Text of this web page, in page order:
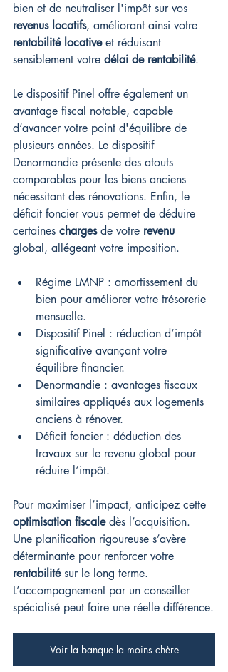
bien et de neutraliser l'impôt sur vos
revenus locatifs, améliorant ainsi votre
rentabilité locative et réduisant
sensiblement votre délai de rentabilité.
Le dispositif Pinel offre également un
avantage fiscal notable, capable
d’avancer votre point d'équilibre de
plusieurs années. Le dispositif
Denormandie présente des atouts
comparables pour les biens anciens
nécessitant des rénovations. Enfin, le
déficit foncier vous permet de déduire
certaines charges de votre revenu
global, allégeant votre imposition.
Régime LMNP : amortissement du
bien pour améliorer votre trésorerie
mensuelle.
Dispositif Pinel : réduction d’impôt
significative avançant votre
équilibre financier.
Denormandie : avantages fiscaux
similaires appliqués aux logements
anciens à rénover.
Déficit foncier : déduction des
travaux sur le revenu global pour
réduire l’impôt.
Pour maximiser l’impact, anticipez cette
optimisation fiscale dès l’acquisition.
Une planification rigoureuse s’avère
déterminante pour renforcer votre
rentabilité sur le long terme.
L’accompagnement par un conseiller
spécialisé peut faire une réelle différence.
Voir la banque la moins chère